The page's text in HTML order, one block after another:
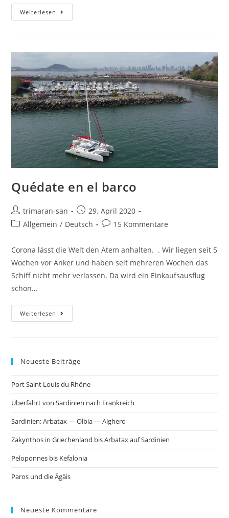
Weiterlesen
Quédate en el barco
trimaran-san
29. April 2020
Allgemein / Deutsch 15 Kommentare
Corona lässt die Welt den Atem anhalten. . Wir liegen seit 5
Wochen vor Anker und haben seit mehreren Wochen das
Schiff nicht mehr verlassen. Da wird ein Einkaufsausflug
schon…
Weiterlesen
Neueste Beiträge
Port Saint Louis du Rhône
Überfahrt von Sardinien nach Frankreich
Sardinien: Arbatax — Olbia — Alghero
Zakynthos in Griechenland bis Arbatax auf Sardinien
Peloponnes bis Kefalonia
Paros und die Ägäis
Neueste Kommentare